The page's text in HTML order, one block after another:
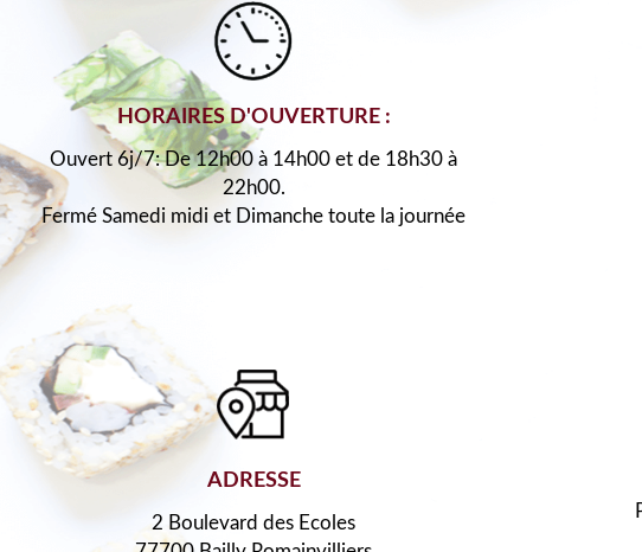
HORAIRES D'OUVERTURE :
Ouvert 6j/7: De 12h00 à 14h00 et de 18h30 à
22h00.
Fermé Samedi midi et Dimanche toute la journée
ADRESSE
2 Boulevard des Ecoles